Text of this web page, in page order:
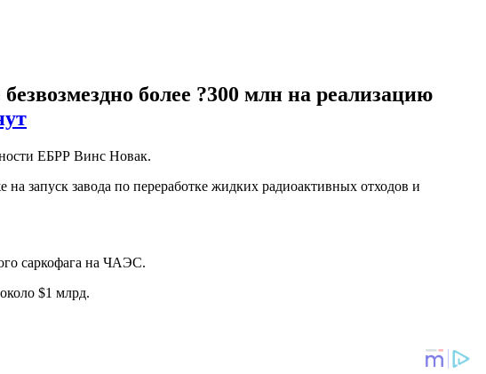
более ?300 млн на реализацию
ЕБРР Винс Новак.
запуск завода по переработке жидких радиоактивных отходов и
саркофага на ЧАЭС.
$1 млрд.